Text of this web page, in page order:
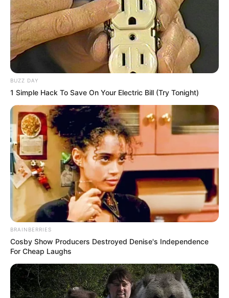
BUZZ DAY
1 Simple Hack To Save On Your Electric Bill (Try Tonight)
BRAINBERRIES
Cosby Show Producers Destroyed Denise's Independence
For Cheap Laughs